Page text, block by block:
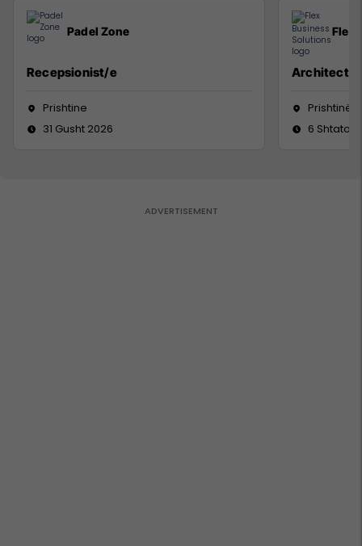
Padel Zone
Recepsionist/e
Prishtine
31 Gusht 2026
Flex
Architect
Prishtinë
6 Shtator